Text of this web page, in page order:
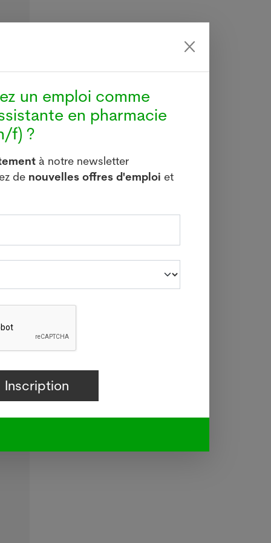
un emploi comme
en pharmacie
f) ?
à notre newsletter
de nouvelles offres d'emploi et